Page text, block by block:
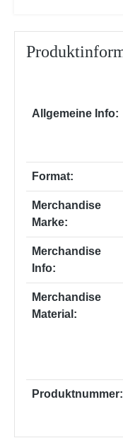
Allgemeine Info:
Format:
Merchandise
Marke:
Merchandise
Info:
Merchandise
Material:
Produktnummer: